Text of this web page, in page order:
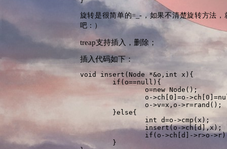
旋转是很简单的=_-，如果不清楚旋转方法
吧：）
treap支持插入，删除；
插入代码如下：
void insert(Node *&o,int x){
		o->ch[0]=o->ch[0]=null;
		o->v=x,o->r=rand();
		int d=o->cmp(x);
		insert(o->ch[d],x);
		if(o->ch[d]->r>o->r)rotate(o,d^1);
	}